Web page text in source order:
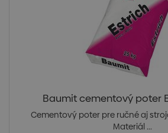
Baumit cementový poter
Cementový poter pre ručné aj
Materiál ...